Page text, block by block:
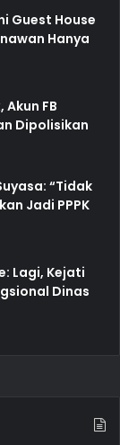
Guest House
Hanya
FB
Dipolisikan
“Tidak
Jadi PPPK
Lagi, Kejati
Dinas